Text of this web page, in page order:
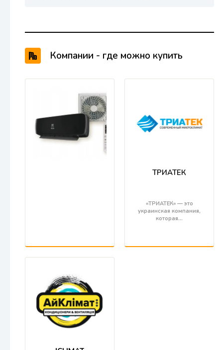
Компании - где можно купить
ТРИАТЕК
«ТРИАТЕК» — это
украинская компания,
которая…